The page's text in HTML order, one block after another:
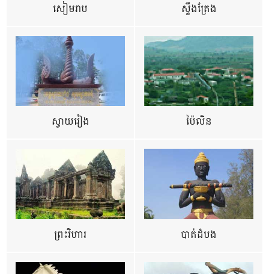
សៀមរាប ស្ទឹងត្រែង
ស្វាយរៀង ប៉ៃលិន
ព្រះវិហារ បាត់ដំបង